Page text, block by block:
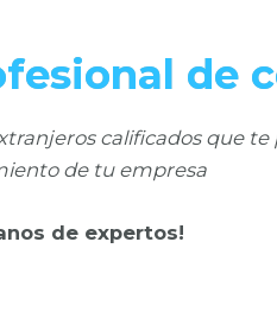
de
calificados que
de tu empresa
de expertos!